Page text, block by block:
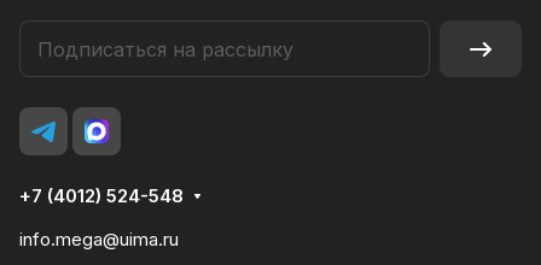
+7 (4012) 524-548
info.mega@uima.ru